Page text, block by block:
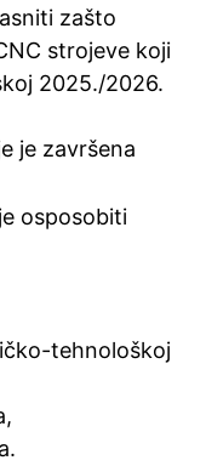
zašto
strojeve koji
2025./2026.
je završena
osposobiti
tehnološkoj